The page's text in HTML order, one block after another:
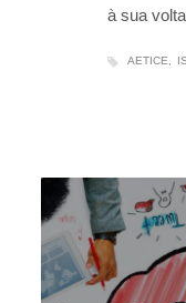
à sua
AETICE